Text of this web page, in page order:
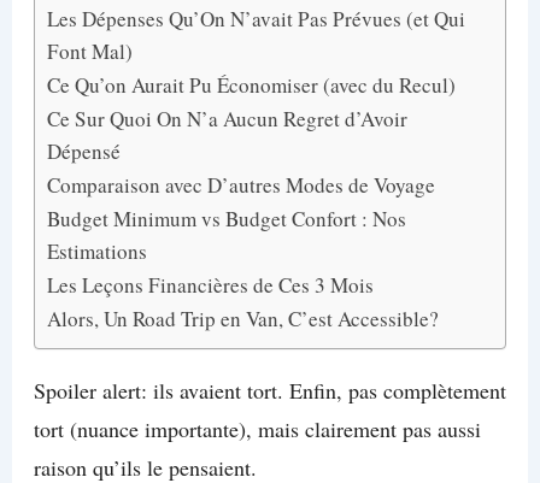
Les Dépenses Qu’On N’avait Pas Prévues (et Qui
Font Mal)
Ce Qu’on Aurait Pu Économiser (avec du Recul)
Ce Sur Quoi On N’a Aucun Regret d’Avoir
Dépensé
Comparaison avec D’autres Modes de Voyage
Budget Minimum vs Budget Confort : Nos
Estimations
Les Leçons Financières de Ces 3 Mois
Alors, Un Road Trip en Van, C’est Accessible?
Spoiler alert: ils avaient tort. Enfin, pas complètement
tort (nuance importante), mais clairement pas aussi
raison qu’ils le pensaient.